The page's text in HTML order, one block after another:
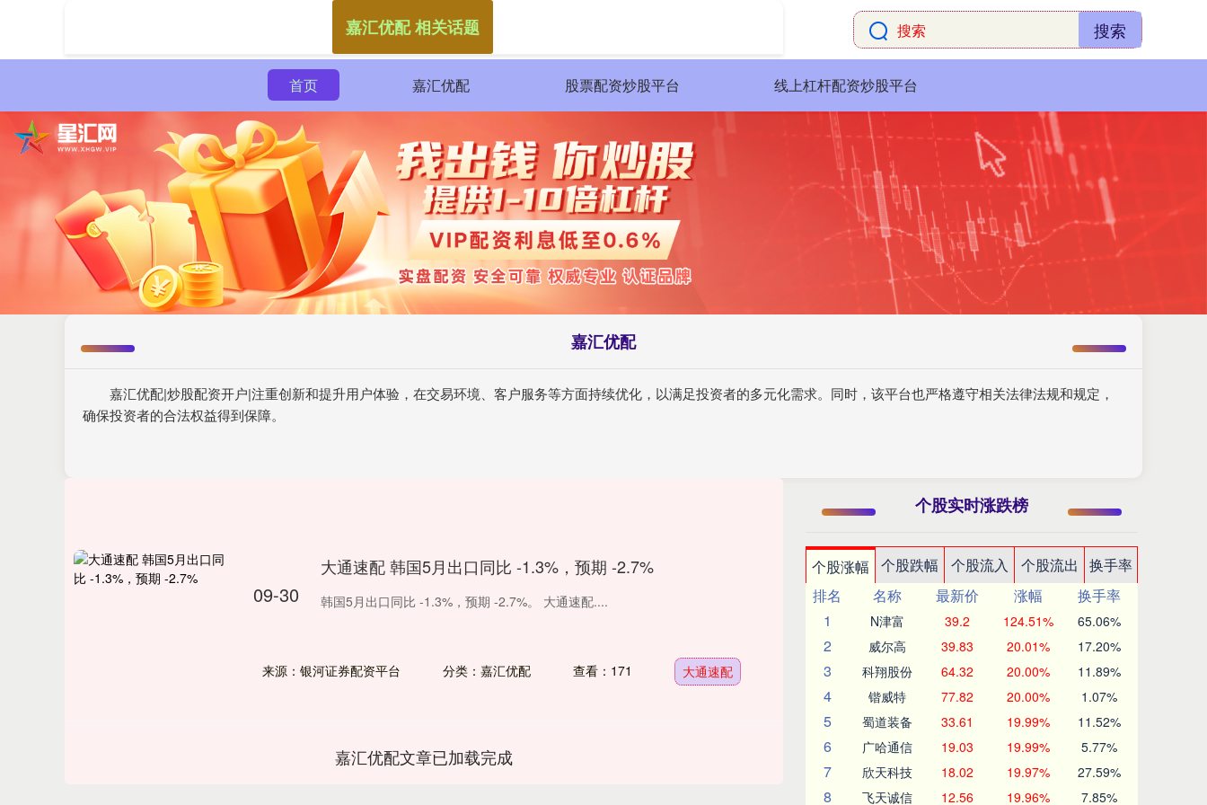
搜索
首页 嘉汇优配 股票配资炒股平台 线上杠杆配资炒股平台
嘉汇优配
嘉汇优配|炒股配资开户|注重创新和提升用户体验，在交易环境、客户服务等方面持续优化，以满足投资者的多元化需求。同时，该平台也严格遵守相关法律法规和规定，
确保投资者的合法权益得到保障。
嘉汇优配 相关话题
09-30
大通速配 韩国5月出口同比 -1.3%，预期 -2.7%
韩国5月出口同比 -1.3%，预期 -2.7%。 大通速配....
来源：银河证券配资平台 分类：嘉汇优配 查看：171 大通速配
嘉汇优配文章已加载完成
个股实时涨跌榜
个股涨幅 个股跌幅 个股流入 个股流出
换手率
排名
名称 最新价 涨幅
换手率
1
N津富 39.2 124.51% 65.06%
2 威尔高 39.83 20.01% 17.20%
3 科翔股份 64.32 20.00% 11.89%
4 锴威特 77.82 20.00% 1.07%
5 蜀道装备 33.61 19.99% 11.52%
6 广哈通信 19.03 19.99% 5.77%
7 欣天科技 18.02 19.97% 27.59%
8 飞天诚信 12.56 19.96% 7.85%